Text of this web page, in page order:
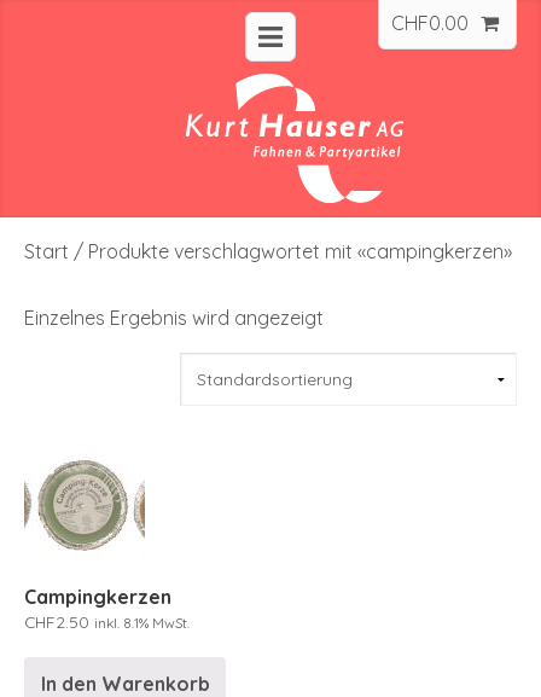
CHF0.00
Start / Produkte verschlagwortet mit «campingkerzen»
Einzelnes Ergebnis wird angezeigt
Campingkerzen
CHF2.50 inkl. 8.1% MwSt.
In den Warenkorb